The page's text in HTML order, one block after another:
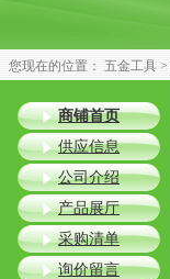
您现在的位置： 五金工具 >
商铺首页
供应信息
公司介绍
产品展厅
采购清单
询价留言